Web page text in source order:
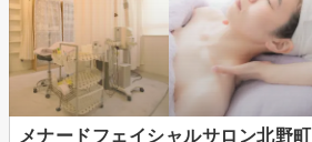
メナードフェイシャルサロン北野町